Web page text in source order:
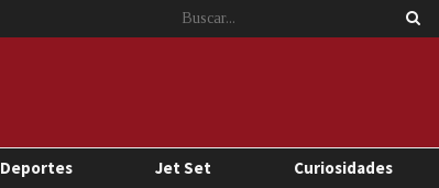
Deportes Jet Set Curiosidades